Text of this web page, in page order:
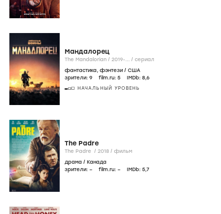
Мандалорец
The Mandalorian / 2019-... / сериал
фантастика, фэнтези / США
зрители: 9 film.ru: 5 IMDb: 8,6
НАЧАЛЬНЫЙ УРОВЕНЬ
The Padre
The Padre / 2018 / фильм
драма / Канада
зрители: – film.ru: – IMDb: 5,7